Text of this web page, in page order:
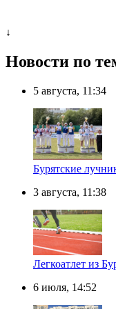
↓
Новости по
5 августа, 11:34
Бурятские
3 августа, 11:38
Легкоатлет из
6 июля, 14:52